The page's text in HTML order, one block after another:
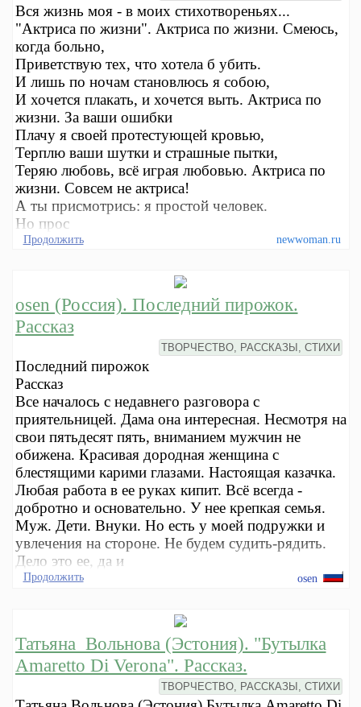
Вся жизнь моя - в моих стихотвореньях...
"Актриса по жизни". Актриса по жизни. Смеюсь,
когда больно,
Приветствую тех, что хотела б убить.
И лишь по ночам становлюсь я собою,
И хочется плакать, и хочется выть. Актриса по
жизни. За ваши ошибки
Плачу я своей протестующей кровью,
Терплю ваши шутки и страшные пытки,
Теряю любовь, всё играя любовью. Актриса по
жизни. Совсем не актриса!
А ты присмотрись: я простой человек.
Но прос
Продолжить newwoman.ru
osen (Россия). Последний пирожок.
Рассказ
ТВОРЧЕСТВО, РАССКАЗЫ, СТИХИ
Последний пирожок
Рассказ
Все началось с недавнего разговора с
приятельницей. Дама она интересная. Несмотря на
свои пятьдесят пять, вниманием мужчин не
обижена. Красивая дородная женщина с
блестящими карими глазами. Настоящая казачка.
Любая работа в ее руках кипит. Всё всегда -
добротно и основательно. У нее крепкая семья.
Муж. Дети. Внуки. Но есть у моей подружки и
увлечения на стороне. Не будем судить-рядить.
Дело это ее, да и
Продолжить osen
Татьяна_Вольнова (Эстония). "Бутылка
Amaretto Di Verona". Рассказ.
ТВОРЧЕСТВО, РАССКАЗЫ, СТИХИ